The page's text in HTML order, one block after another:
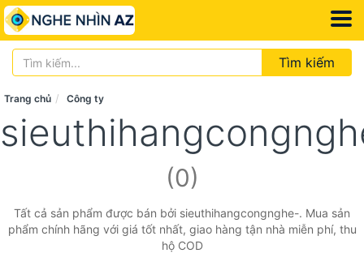
Tìm kiếm
Trang chủ Công ty
(0)
Tất cả sản phẩm được bán bởi sieuthihangcongnghe-. Mua sản
phẩm chính hãng với giá tốt nhất, giao hàng tận nhà miễn phí, thu
hộ COD